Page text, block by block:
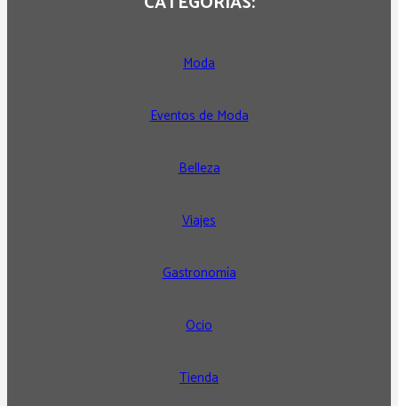
Moda
Eventos de Moda
Belleza
Viajes
Gastronomía
Ocio
Tienda